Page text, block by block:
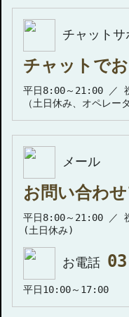
チャットサ
チャットで
平日8:00～21:00 ／
（土日休み、オペレー
メール
お問い合わ
平日8:00～21:00 ／
(土日休み)
お電話
平日10:00～17:00